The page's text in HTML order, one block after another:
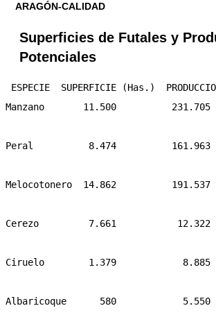
ARAGÓN-CALIDAD
Superficies de Futales y
Potenciales
ESPECIE  SUPERFICIE (Has.)
Manzano       11.500          231.705
Peral          8.474          161.963
Melocotonero  14.862          191.537
Cerezo         7.661           12.322
Ciruelo        1.379            8.885
Albaricoque      580            5.550